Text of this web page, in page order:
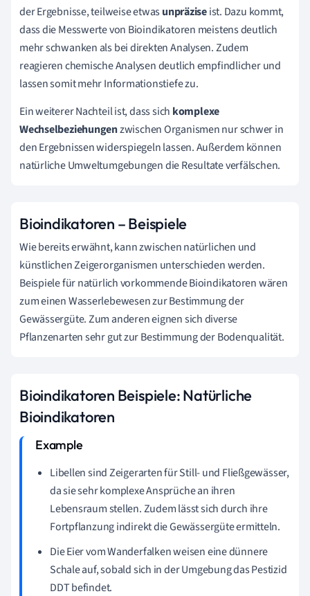
der Ergebnisse, teilweise etwasunpräziseist. Dazu kommt,
dass die Messwerte von Bioindikatoren meistens deutlich
mehr schwanken als bei direkten Analysen.Zudem
reagieren chemische Analysen deutlich empfindlicher und
lassen somit mehr Informationstiefe zu.
Ein weiterer Nachteil ist, dass sich komplexe
Wechselbeziehungenzwischen Organismen nur schwer in
den Ergebnissen widerspiegeln lassen. Außerdem können
natürliche Umweltumgebungen die Resultate verfälschen.
Bioindikatoren – Beispiele
Wie bereits erwähnt, kann zwischen natürlichen und
künstlichen Zeigerorganismen unterschieden werden.
Beispiele für natürlich vorkommende Bioindikatoren wären
zum einen Wasserlebewesen zur Bestimmung der
Gewässergüte. Zum anderen eignen sich diverse
Pflanzenarten sehr gut zur Bestimmung der Bodenqualität.
Bioindikatoren Beispiele: Natürliche
Bioindikatoren
Libellen sind Zeigerarten für Still- und Fließgewässer,
da sie sehr komplexe Ansprüche an ihren
Lebensraum stellen. Zudem lässt sich durch ihre
Fortpflanzung indirekt die Gewässergüte ermitteln.
Die Eier vom Wanderfalken weisen eine dünnere
Schale auf, sobald sich in der Umgebung das Pestizid
DDT befindet.